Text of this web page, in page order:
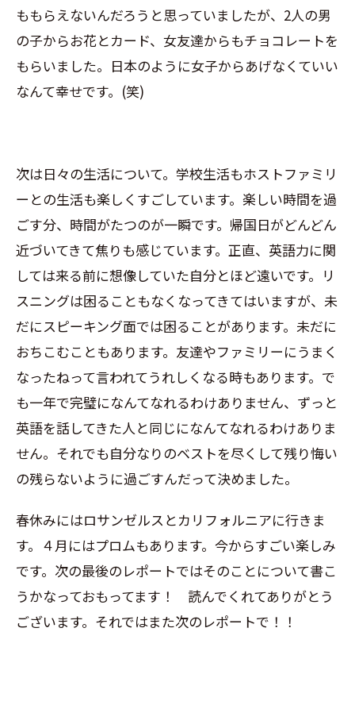
ももらえないんだろうと思っていましたが、2人の男
の子からお花とカード、女友達からもチョコレートを
もらいました。日本のように女子からあげなくていい
なんて幸せです。(笑)
次は日々の生活について。学校生活もホストファミリ
ーとの生活も楽しくすごしています。楽しい時間を過
ごす分、時間がたつのが一瞬です。帰国日がどんどん
近づいてきて焦りも感じています。正直、英語力に関
しては来る前に想像していた自分とほど遠いです。リ
スニングは困ることもなくなってきてはいますが、未
だにスピーキング面では困ることがあります。未だに
おちこむこともあります。友達やファミリーにうまく
なったねって言われてうれしくなる時もあります。で
も一年で完璧になんてなれるわけありません、ずっと
英語を話してきた人と同じになんてなれるわけありま
せん。それでも自分なりのベストを尽くして残り悔い
の残らないように過ごすんだって決めました。
春休みにはロサンゼルスとカリフォルニアに行きま
す。４月にはプロムもあります。今からすごい楽しみ
です。次の最後のレポートではそのことについて書こ
うかなっておもってます！ 読んでくれてありがとう
ございます。それではまた次のレポートで！！